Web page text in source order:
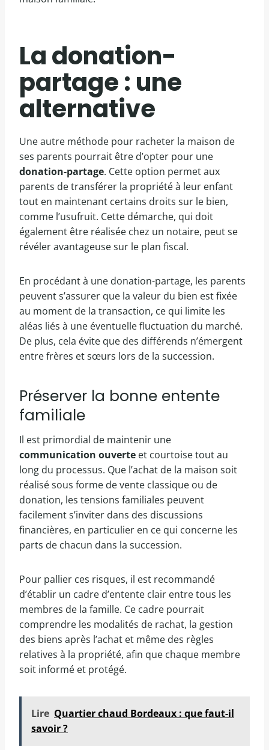
La donation-
partage : une
alternative
Une autre méthode pour racheter la maison de
ses parents pourrait être d’opter pour une
donation-partage. Cette option permet aux
parents de transférer la propriété à leur enfant
tout en maintenant certains droits sur le bien,
comme l’usufruit. Cette démarche, qui doit
également être réalisée chez un notaire, peut se
révéler avantageuse sur le plan fiscal.
En procédant à une donation-partage, les parents
peuvent s’assurer que la valeur du bien est fixée
au moment de la transaction, ce qui limite les
aléas liés à une éventuelle fluctuation du marché.
De plus, cela évite que des différends n’émergent
entre frères et sœurs lors de la succession.
Préserver la bonne entente
familiale
Il est primordial de maintenir une
communication ouverte et courtoise tout au
long du processus. Que l’achat de la maison soit
réalisé sous forme de vente classique ou de
donation, les tensions familiales peuvent
facilement s’inviter dans des discussions
financières, en particulier en ce qui concerne les
parts de chacun dans la succession.
Pour pallier ces risques, il est recommandé
d’établir un cadre d’entente clair entre tous les
membres de la famille. Ce cadre pourrait
comprendre les modalités de rachat, la gestion
des biens après l’achat et même des règles
relatives à la propriété, afin que chaque membre
soit informé et protégé.
Lire Quartier chaud Bordeaux : que faut-il
savoir ?